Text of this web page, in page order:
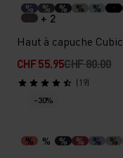
% % % % %
+ 2
Haut à capuche Cubic
CHF 55.95CHF 80.00
(19)
-30%
% % % % % %